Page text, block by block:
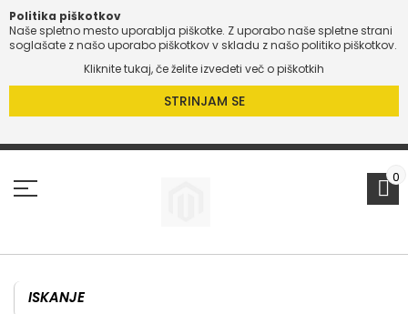
Politika piškotkov
Naše spletno mesto uporablja piškotke. Z uporabo naše spletne strani
soglašate z našo uporabo piškotkov v skladu z našo politiko piškotkov.
Kliknite tukaj, če želite izvedeti več o piškotkih
STRINJAM SE
Preskoči
0